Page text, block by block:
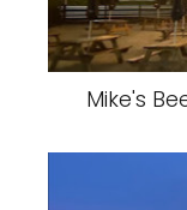
Mike's